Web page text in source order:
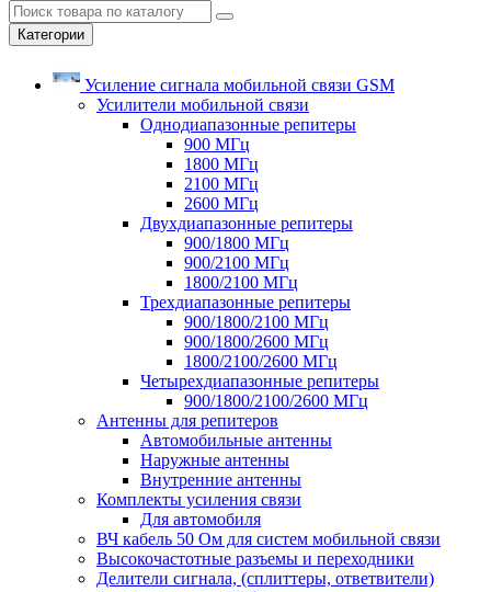
Категории
Усиление сигнала мобильной связи GSM
Усилители мобильной связи
Однодиапазонные репитеры
900 МГц
1800 МГц
2100 МГц
2600 МГц
Двухдиапазонные репитеры
900/1800 МГц
900/2100 МГц
1800/2100 МГц
Трехдиапазонные репитеры
900/1800/2100 МГц
900/1800/2600 МГц
1800/2100/2600 МГц
Четырехдиапазонные репитеры
900/1800/2100/2600 МГц
Антенны для репитеров
Автомобильные антенны
Наружные антенны
Внутренние антенны
Комплекты усиления связи
Для автомобиля
ВЧ кабель 50 Ом для систем мобильной связи
Высокочастотные разъемы и переходники
Делители сигнала, (сплиттеры, ответвители)